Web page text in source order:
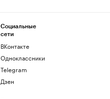
Социальные
сети
ВКонтакте
Одноклассники
Telegram
Дзен